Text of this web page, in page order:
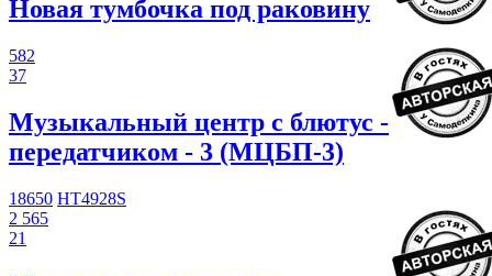
Новая тумбочка под раковину
582
37
Музыкальный центр с блютус -
передатчиком - 3 (МЦБП-3)
18650 HT4928S
2 565
21